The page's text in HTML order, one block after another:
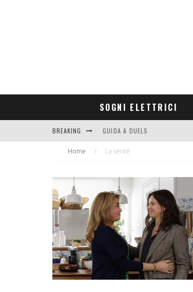
SOGNI ELETTRICI
BREAKING GUIDA A DUELS
CONTRIBUTORS
Home La vérité